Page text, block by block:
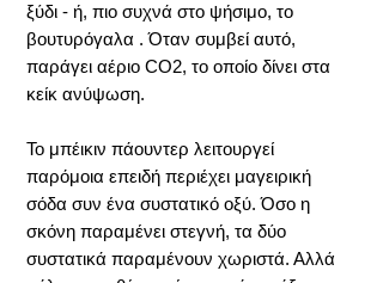
ξύδι - ή, πιο συχνά στο ψήσιμο, το
βουτυρόγαλα . Όταν συμβεί αυτό,
παράγει αέριο CO2, το οποίο δίνει στα
κείκ ανύψωση.
Το μπέικιν πάουντερ λειτουργεί
παρόμοια επειδή περιέχει μαγειρική
σόδα συν ένα συστατικό οξύ. Όσο η
σκόνη παραμένει στεγνή, τα δύο
συστατικά παραμένουν χωριστά. Αλλά